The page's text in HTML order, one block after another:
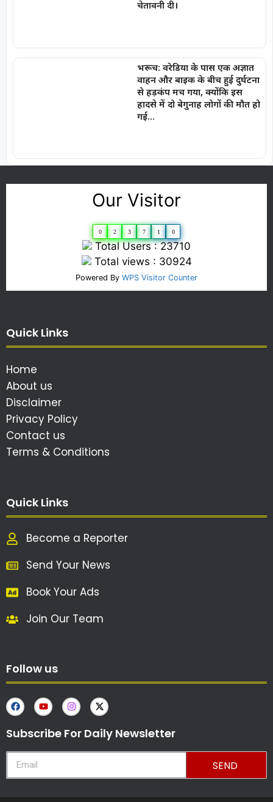
चेतावनी दी।
भरूच: वरेडिया के पास एक अज्ञात
वाहन और बाइक के बीच हुई दुर्घटना
से हड़कंप मच गया, क्योंकि इस
हादसे में दो बेगुनाह लोगों की मौत हो
गई…
Our Visitor
0 2 3 7 1 0
Total Users : 23710
Total views : 30924
Powered By WPS Visitor Counter
Quick Links
Home
About us
Disclaimer
Privacy Policy
Contact us
Terms & Conditions
Quick Links
Become a Reporter
Send Your News
Book Your Ads
Join Our Team
Follow us
Subscribe For Daily Newsletter
SEND